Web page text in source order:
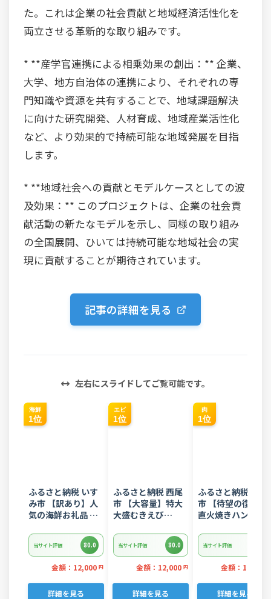
た。これは企業の社会貢献と地域経済活性化を
両立させる革新的な取り組みです。
* **産学官連携による相乗効果の創出：** 企業、
大学、地方自治体の連携により、それぞれの専
門知識や資源を共有することで、地域課題解決
に向けた研究開発、人材育成、地域産業活性化
など、より効果的で持続可能な地域発展を目指
します。
* **地域社会への貢献とモデルケースとしての波
及効果：** このプロジェクトは、企業の社会貢
献活動の新たなモデルを示し、同様の取り組み
の全国展開、ひいては持続可能な地域社会の実
現に貢献することが期待されています。
記事の詳細を見る
左右にスライドしてご覧可能です。
海鮮
1位
ふるさと納税 いす
み市 【訳あり】人
気の海鮮お礼品 チ
り落とし(端材)約
3kg
当サイト評価 80.0
金額：12,000 円
詳細を見る
エビ
1位
ふるさと納税 西尾
市 【大容量】特大
大盛むきえび
当サイト評価 80.0
金額：12,000 円
詳細を見る
肉
1位
ふるさと納税 常総
市 【待望の復活!】
直火焼きハンバー
ス 3kg 22個入り
当サイト評価
金額：12,000
詳細を見る